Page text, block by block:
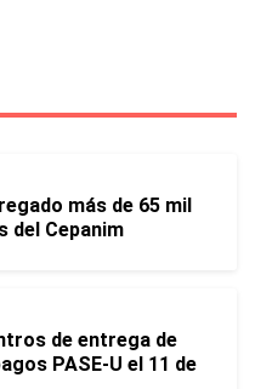
más de 65 mil
del Cepanim
de entrega de
PASE-U el 11 de